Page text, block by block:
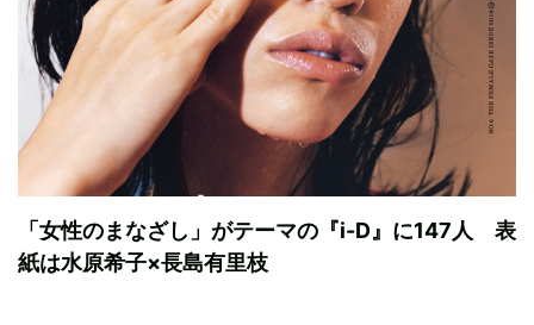
「女性のまなざし」がテーマの『i-D』に147人 表
紙は水原希子×長島有里枝